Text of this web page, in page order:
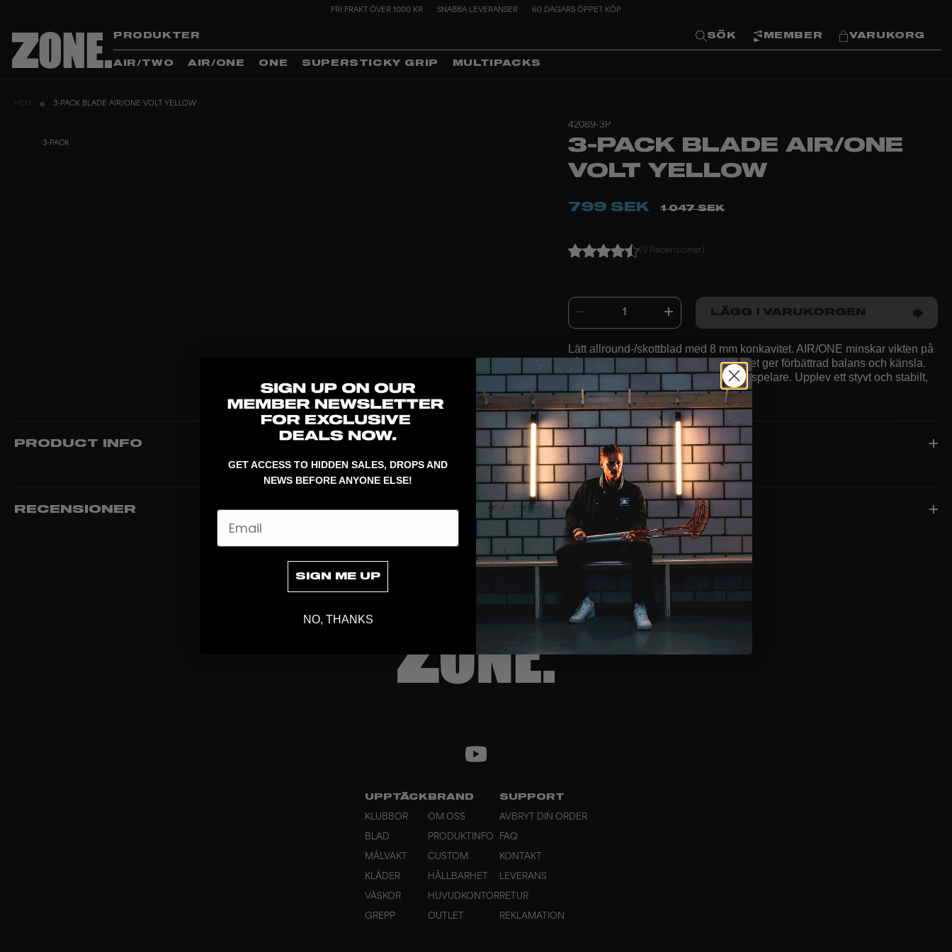
FRI FRAKT ÖVER 1000 KR SNABBA LEVERANSER 60 DAGARS ÖPPET KÖP
PRODUKTER SÖK MEMBER VARUKORG
AIR/TWO AIR/ONE ONE SUPERSTICKY GRIP MULTIPACKS
HEM 3-PACK BLADE AIR/ONE VOLT YELLOW
3-PACK
42089-3P
3-PACK BLADE AIR/ONE
VOLT YELLOW
799 SEK 1 047 SEK
(9 Recensioner)
1 LÄGG I VARUKORGEN
Lätt allround-/skottblad med 8 mm konkavitet. AIR/ONE minskar vikten på
våra tidigare blad med 12–15 %, vilket ger förbättrad balans och känsla.
Utvecklat för den nya generationens spelare. Upplev ett styvt och stabilt,
men samtidigt mycket lätt blad.
PRODUCT INFO
RECENSIONER
UPPTÄCK
KLUBBOR
BLAD
MÅLVAKT
KLÄDER
VÄSKOR
GREPP
BRAND
OM OSS
PRODUKTINFO
CUSTOM
HÅLLBARHET
HUVUDKONTOR
OUTLET
SUPPORT
AVBRYT DIN ORDER
FAQ
KONTAKT
LEVERANS
RETUR
REKLAMATION
GET ACCESS TO HIDDEN SALES, DROPS AND
NEWS BEFORE ANYONE ELSE!
Email
SIGN ME UP
NO, THANKS